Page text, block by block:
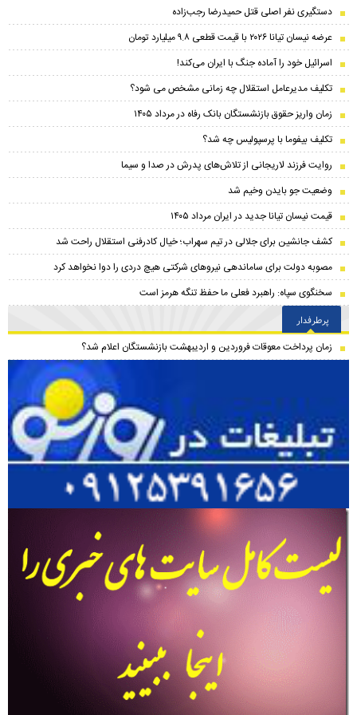
دستگیری نفر اصلی قتل حمیدرضا رجب‌زاده
عرضه نیسان تیانا ۲۰۲۶ با قیمت قطعی ۹.۸ میلیارد تومان
اسرائیل خود را آماده جنگ با ایران می‌کند!
تکلیف مدیرعامل استقلال چه زمانی مشخص می شود؟
زمان واریز حقوق بازنشستگان بانک رفاه در مرداد ۱۴۰۵
تکلیف بیفوما با پرسپولیس چه شد؟
روایت فرزند لاریجانی از تلاش‌های پدرش در صدا و سیما
وضعیت جو بایدن وخیم شد
قیمت نیسان تیانا جدید در ایران مرداد ۱۴۰۵
کشف جانشین برای جلالی در تیم سهراب؛ خیال کادرفنی استقلال راحت شد
مصوبه دولت برای ساماندهی نیروهای شرکتی هیچ دردی را دوا نخواهد کرد
سخنگوی سپاه: راهبرد فعلی ما حفظ تنگه هرمز است
پرطرفدار
زمان پرداخت معوقات فروردین و اردیبهشت بازنشستگان اعلام شد؟